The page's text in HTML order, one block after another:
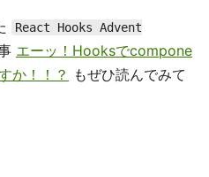
React Hooks Advent
エーッ！Hooksでcompone
か！！？ もぜひ読んでみて